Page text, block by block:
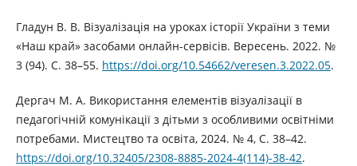
Гладун В. В. Візуалізація на уроках історії України з теми
«Наш край» засобами онлайн-сервісів. Вересень. 2022. №
3 (94). С. 38–55. https://doi.org/10.54662/veresen.3.2022.05.
Дергач М. А. Використання елементів візуалізації в
педагогічній комунікації з дітьми з особливими освітніми
потребами. Мистецтво та освіта, 2024. № 4, С. 38–42.
https://doi.org/10.32405/2308-8885-2024-4(114)-38-42.